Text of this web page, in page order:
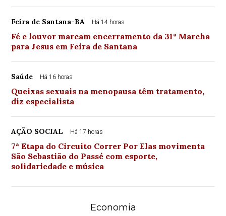
Feira de Santana-BA Há 14 horas
Fé e louvor marcam encerramento da 31ª Marcha
para Jesus em Feira de Santana
Saúde Há 16 horas
Queixas sexuais na menopausa têm tratamento,
diz especialista
AÇÃO SOCIAL Há 17 horas
7ª Etapa do Circuito Correr Por Elas movimenta
São Sebastião do Passé com esporte,
solidariedade e música
Economia